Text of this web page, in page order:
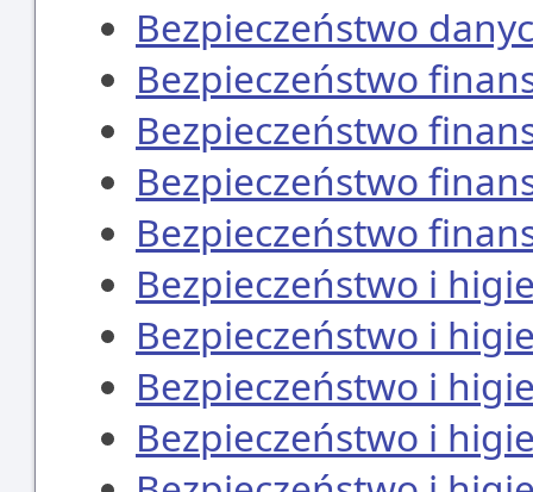
Bezpieczeństwo
Bezpieczeństwo
Bezpieczeństwo
Bezpieczeństwo
Bezpieczeństwo
Bezpieczeństwo i
Bezpieczeństwo i
Bezpieczeństwo i
Bezpieczeństwo i